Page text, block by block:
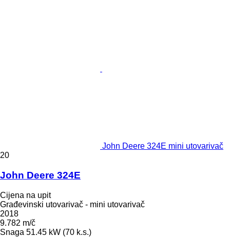
John Deere 324E mini utovarivač
20
John Deere 324E
Cijena na upit
Građevinski utovarivač - mini utovarivač
2018
9.782 m/č
Snaga 51.45 kW (70 k.s.)